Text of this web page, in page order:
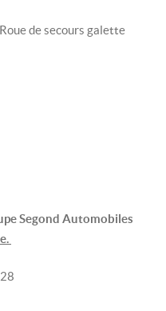
Roue de secours galette
Segond Automobiles